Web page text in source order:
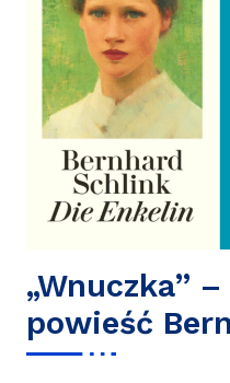
„Wnuczka”
powieść